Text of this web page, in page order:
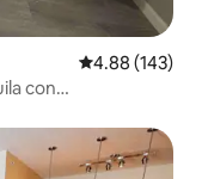
Calificación
4.88 (143)
con